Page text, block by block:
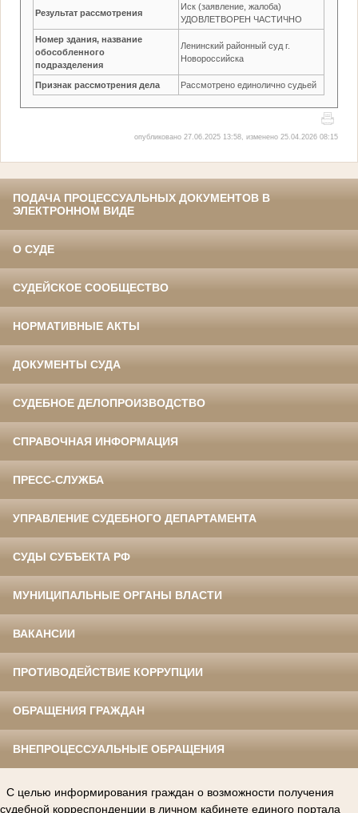
Результат рассмотрения
Иск (заявление, жалоба)
УДОВЛЕТВОРЕН ЧАСТИЧНО
Номер здания, название
обособленного
подразделения
Ленинский районный суд г.
Новороссийска
Признак рассмотрения дела Рассмотрено единолично судьей
опубликовано 27.06.2025 13:58, изменено 25.04.2026 08:15
ПОДАЧА ПРОЦЕССУАЛЬНЫХ ДОКУМЕНТОВ В
ЭЛЕКТРОННОМ ВИДЕ
О СУДЕ
СУДЕЙСКОЕ СООБЩЕСТВО
НОРМАТИВНЫЕ АКТЫ
ДОКУМЕНТЫ СУДА
СУДЕБНОЕ ДЕЛОПРОИЗВОДСТВО
СПРАВОЧНАЯ ИНФОРМАЦИЯ
ПРЕСС-СЛУЖБА
УПРАВЛЕНИЕ СУДЕБНОГО ДЕПАРТАМЕНТА
СУДЫ СУБЪЕКТА РФ
МУНИЦИПАЛЬНЫЕ ОРГАНЫ ВЛАСТИ
ВАКАНСИИ
ПРОТИВОДЕЙСТВИЕ КОРРУПЦИИ
ОБРАЩЕНИЯ ГРАЖДАН
ВНЕПРОЦЕССУАЛЬНЫЕ ОБРАЩЕНИЯ
С целью информирования граждан о возможности получения
судебной корреспонденции в личном кабинете единого портала